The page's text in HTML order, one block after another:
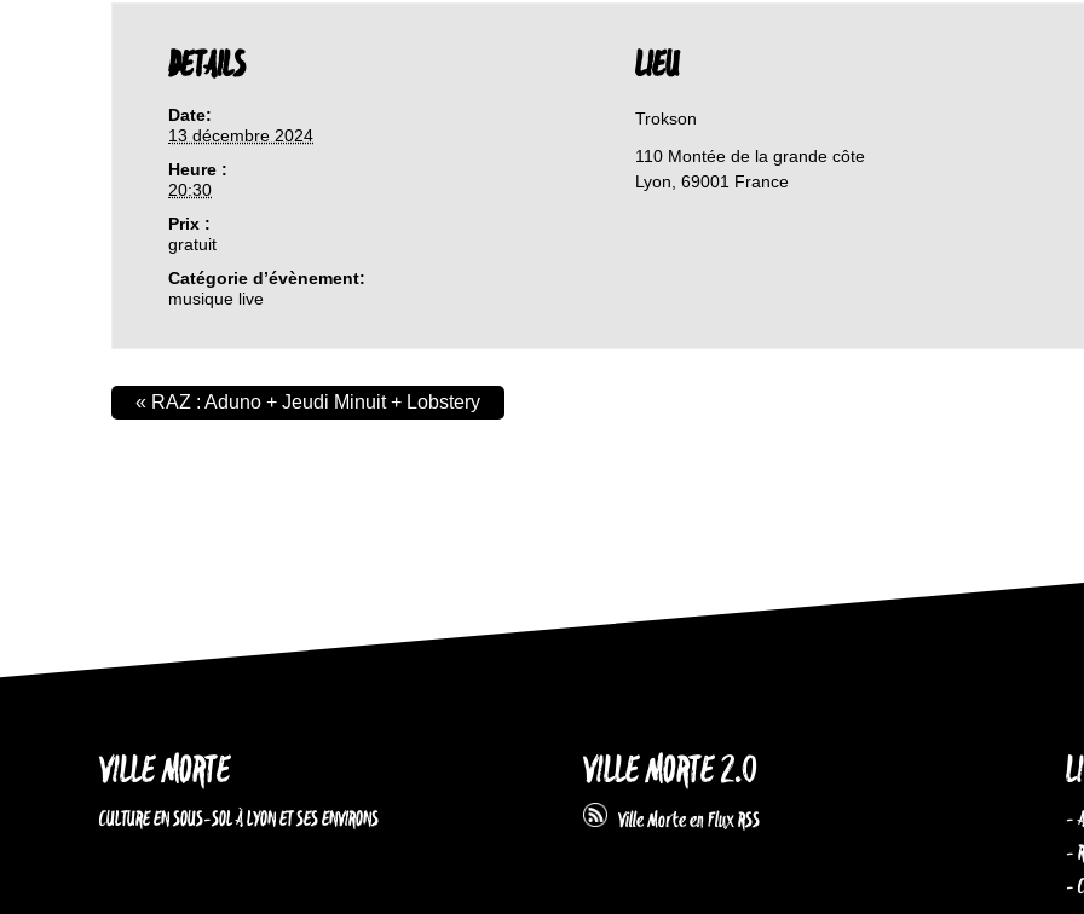
DETAILS
Date:
13 décembre 2024
Heure :
20:30
Prix :
gratuit
Catégorie d’évènement:
musique live
LIEU
Trokson
110 Montée de la grande côte
Lyon 69001 France
« RAZ : Aduno + Jeudi Minuit + Lobstery
VILLE MORTE
CULTURE EN SOUS-SOL À LYON ET SES ENVIRONS
VILLE MORTE 2.0
Ville Morte en Flux RSS
-
-
-